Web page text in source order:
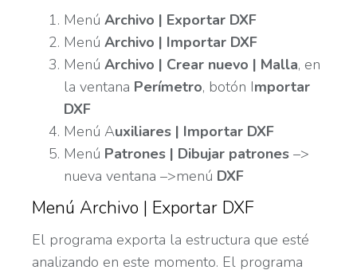
Menú Archivo | Exportar DXF
Menú Archivo | Importar DXF
Menú Archivo | Crear nuevo | Malla, en
la ventana Perímetro, botón Importar
DXF
Menú Auxiliares | Importar DXF
Menú Patrones | Dibujar patrones –>
nueva ventana –>menú DXF
Menú Archivo | Exportar DXF
El programa exporta la estructura que esté
analizando en este momento. El programa